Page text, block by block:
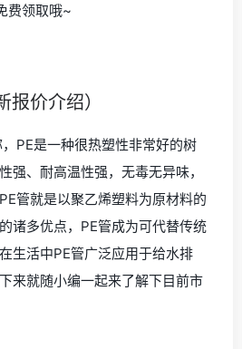
费领取哦~
价介绍）
PE是一种很热塑性非常好的树
强、耐高温性强，无毒无异味，
管就是以聚乙烯塑料为原材料的
诸多优点，PE管成为可代替传统
生活中PE管广泛应用于给水排
来就随小编一起来了解下目前市